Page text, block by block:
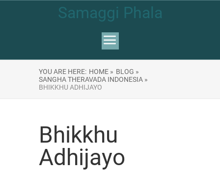
Samaggi Phala
YOU ARE HERE: HOME » BLOG »
SANGHA THERAVADA INDONESIA »
BHIKKHU ADHIJAYO
Bhikkhu
Adhijayo